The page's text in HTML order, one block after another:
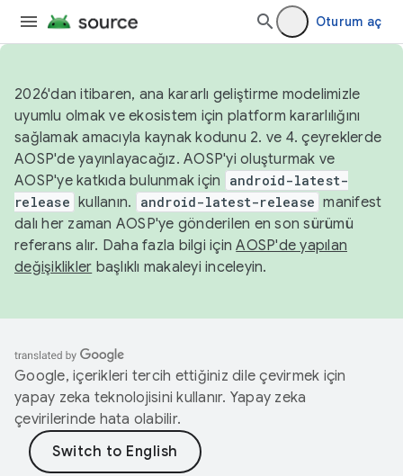
Oturum aç
2026'dan itibaren, ana kararlı geliştirme modelimizle
uyumlu olmak ve ekosistem için platform kararlılığını
sağlamak amacıyla kaynak kodunu 2. ve 4. çeyreklerde
AOSP'de yayınlayacağız. AOSP'yi oluşturmak ve
AOSP'ye katkıda bulunmak için
android-latest-
release kullanın. android-latest-release manifest
dalı her zaman AOSP'ye gönderilen en son sürümü
referans alır. Daha fazla bilgi içinAOSP'de yapılan
değişiklikler başlıklı makaleyi inceleyin.
Google, içerikleri tercih ettiğiniz dile çevirmek için
yapay zeka teknolojisini kullanır. Yapay zeka
çevirilerinde hata olabilir.